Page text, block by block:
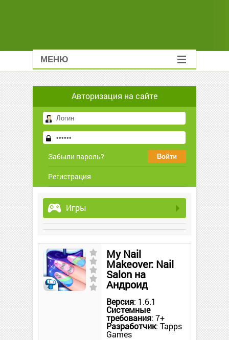
МЕНЮ
Авторизация на сайте
Забыли пароль?
Регистрация
Игры
My Nail
Makeover: Nail
Salon на
Андроид
Версия: 1.6.1
Системные
требования: 7+
Разработчик: Tapps
Games